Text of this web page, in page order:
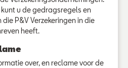
kunt u de gedragsregels en
P&V Verzekeringen in die
heeft.
over, en reclame voor de